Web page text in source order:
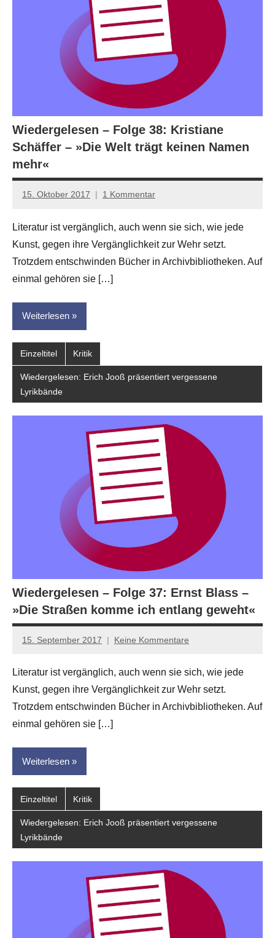
Wiedergelesen – Folge 38: Kristiane
Schäffer – »Die Welt trägt keinen Namen
mehr«
15. Oktober 2017
Anton
Leitner
1 Kommentar
Literatur ist vergänglich, auch wenn sie sich, wie jede
Kunst, gegen ihre Vergänglichkeit zur Wehr setzt.
Trotzdem entschwinden Bücher in Archivbibliotheken. Auf
einmal gehören sie […]
Weiterlesen
Einzeltitel Kritik
Wiedergelesen: Erich Jooß präsentiert vergessene
Lyrikbände
Wiedergelesen – Folge 37: Ernst Blass –
»Die Straßen komme ich entlang geweht«
15. September 2017
Anton
Leitner
Keine Kommentare
Literatur ist vergänglich, auch wenn sie sich, wie jede
Kunst, gegen ihre Vergänglichkeit zur Wehr setzt.
Trotzdem entschwinden Bücher in Archivbibliotheken. Auf
einmal gehören sie […]
Weiterlesen
Einzeltitel Kritik
Wiedergelesen: Erich Jooß präsentiert vergessene
Lyrikbände